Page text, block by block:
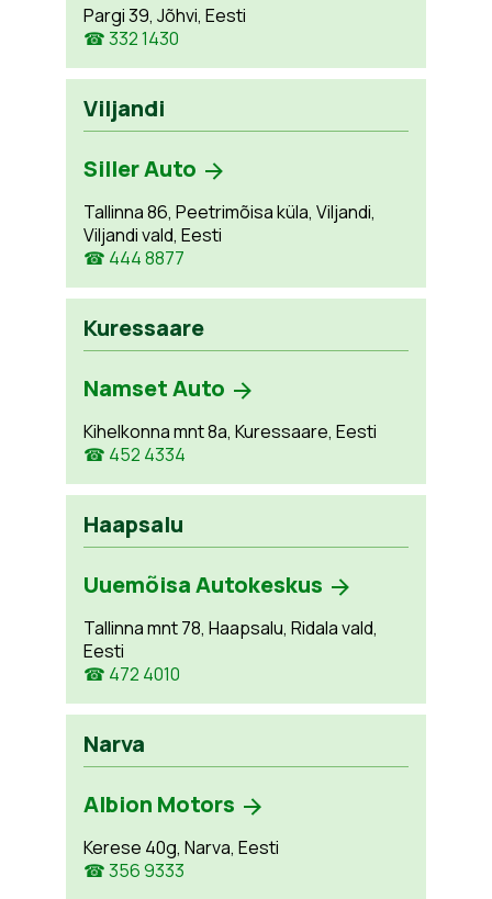
Pargi 39, Jõhvi, Eesti
☎ 332 1430
Viljandi
Siller Auto
Tallinna 86, Peetrimõisa küla, Viljandi,
Viljandi vald, Eesti
☎ 444 8877
Kuressaare
Namset Auto
Kihelkonna mnt 8a, Kuressaare, Eesti
☎ 452 4334
Haapsalu
Uuemõisa Autokeskus
Tallinna mnt 78, Haapsalu, Ridala vald,
Eesti
☎ 472 4010
Narva
Albion Motors
Kerese 40g, Narva, Eesti
☎ 356 9333